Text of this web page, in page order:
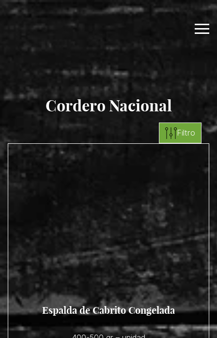
Cordero Nacional
Filtro
Espalda de Cabrito Congelada